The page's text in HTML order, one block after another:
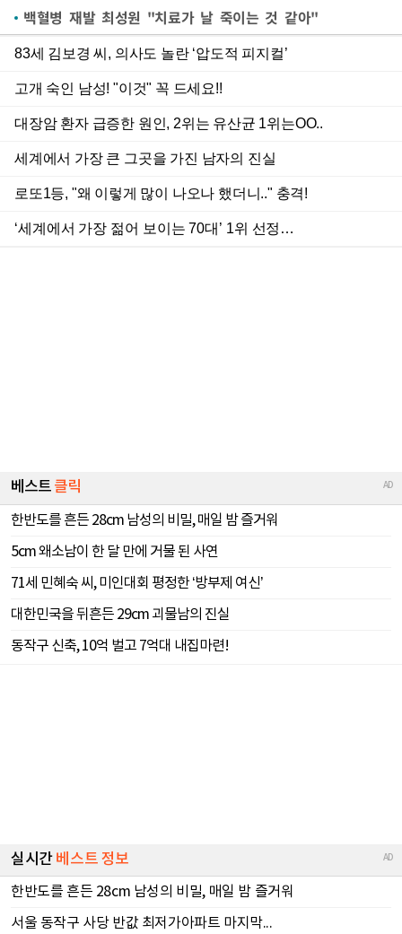
백혈병 재발 최성원 "치료가 날 죽이는 것 같아"